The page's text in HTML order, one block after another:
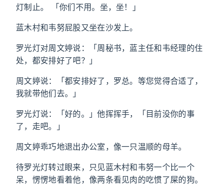
灯制止。 「你们不用。坐，坐！」
蓝木村和韦努屁股又坐在沙发上。
罗光灯对周文婷说：「周秘书，蓝主任和韦经理的住
处，都安排好了吧？」
周文婷说：「都安排好了，罗总。等您觉得合适了，
我就带他们去。」
罗光灯说：「好的。」他挥挥手，「目前没你的事
了，走吧。」
周文婷乖巧地退出办公室，像一只温顺的母羊。
待罗光灯转过眼来，只见蓝木村和韦努一个比一个
呆，愣愣地看着他，像两条看见肉的吃惯了屎的狗。